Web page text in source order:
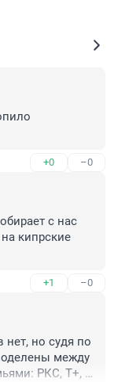
+0 –0
с нас
кипрские
+1 –0
нет, но судя по
между
РКС, Т+,